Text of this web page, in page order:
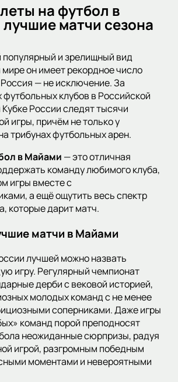
на футбол в
матчи сезона
и зрелищный вид
он имеет рекордное число
— не исключение. За
клубов в Российской
России следят тысячи
игры, причём не только у
трибунах футбольных арен.
в Майами — это отличная
команду любимого клуба,
игры вместе с
а ещё ощутить весь спектр
которые дарит матч.
матчи в Майами
лучшей можно назвать
игру. Регулярный чемпионат
дерби с вековой историей,
молодых команд с не менее
соперниками. Даже игры
команд порой преподносят
неожиданные сюрпризы, радуя
игрой, разгромным победным
моментами и невероятными